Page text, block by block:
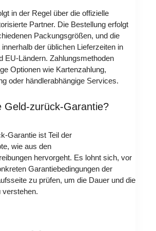
in der Regel über die offizielle
Partner. Die Bestellung erfolgt
Packungsgrößen, und die
der üblichen Lieferzeiten in
EU-Ländern. Zahlungsmethoden
Optionen wie Kartenzahlung,
oder händlerabhängige Services.
Geld-zurück-Garantie?
Garantie ist Teil der
wie aus den
hervorgeht. Es lohnt sich, vor
Garantiebedingungen der
zu prüfen, um die Dauer und die
verstehen.